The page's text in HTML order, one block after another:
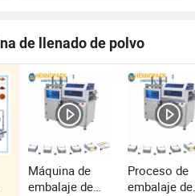
de llenado de polvo
Máquina de
embalaje de
Proceso de
embalaje de